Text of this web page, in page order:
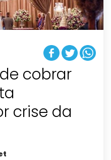
cobrar
crise da